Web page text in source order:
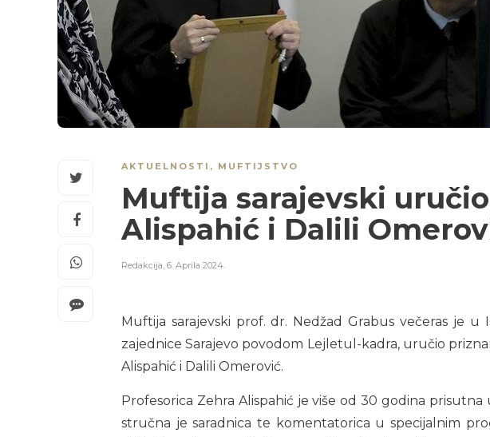
AKTUELNOSTI , MUFTIJSTVO
Muftija sarajevski
Alispahić i Dalili
Redakcija, 6. Aprila 2024.
Muftija sarajevski prof. dr. Nedžad Grabus večeras je u
zajednice Sarajevo povodom Lejletul-kadra, uručio
Alispahić i Dalili Omerović.
Profesorica Zehra Alispahić je više od 30 godina
stručna je saradnica te komentatorica u specijalnim